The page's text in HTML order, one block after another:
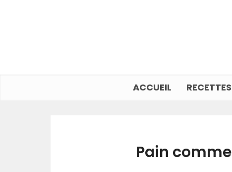
ACCUEIL RECETTES
Pain